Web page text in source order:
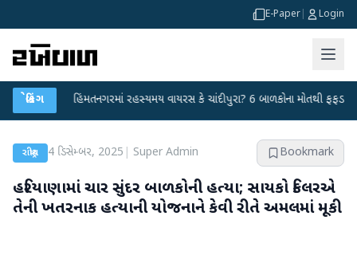
E-Paper Login
બ્રેકિંગ
● હિંમતનગરમાં રહસ્યમય વાયરસ કે ચાંદીપુરા? 6 બાળકોના મોતથી ફફડાટ ●
રાષ્ટ્રીય 4 ડિસેમ્બર, 2025 Super Admin Bookmark
હરિયાણામાં ચાર સુંદર બાળકોની હત્યા; સાયકો કિલરએ
તેની ખતરનાક હત્યાની યોજનાને કેવી રીતે અમલમાં મૂકી